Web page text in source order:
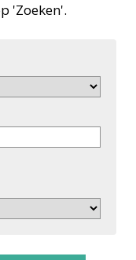
'Zoeken'.